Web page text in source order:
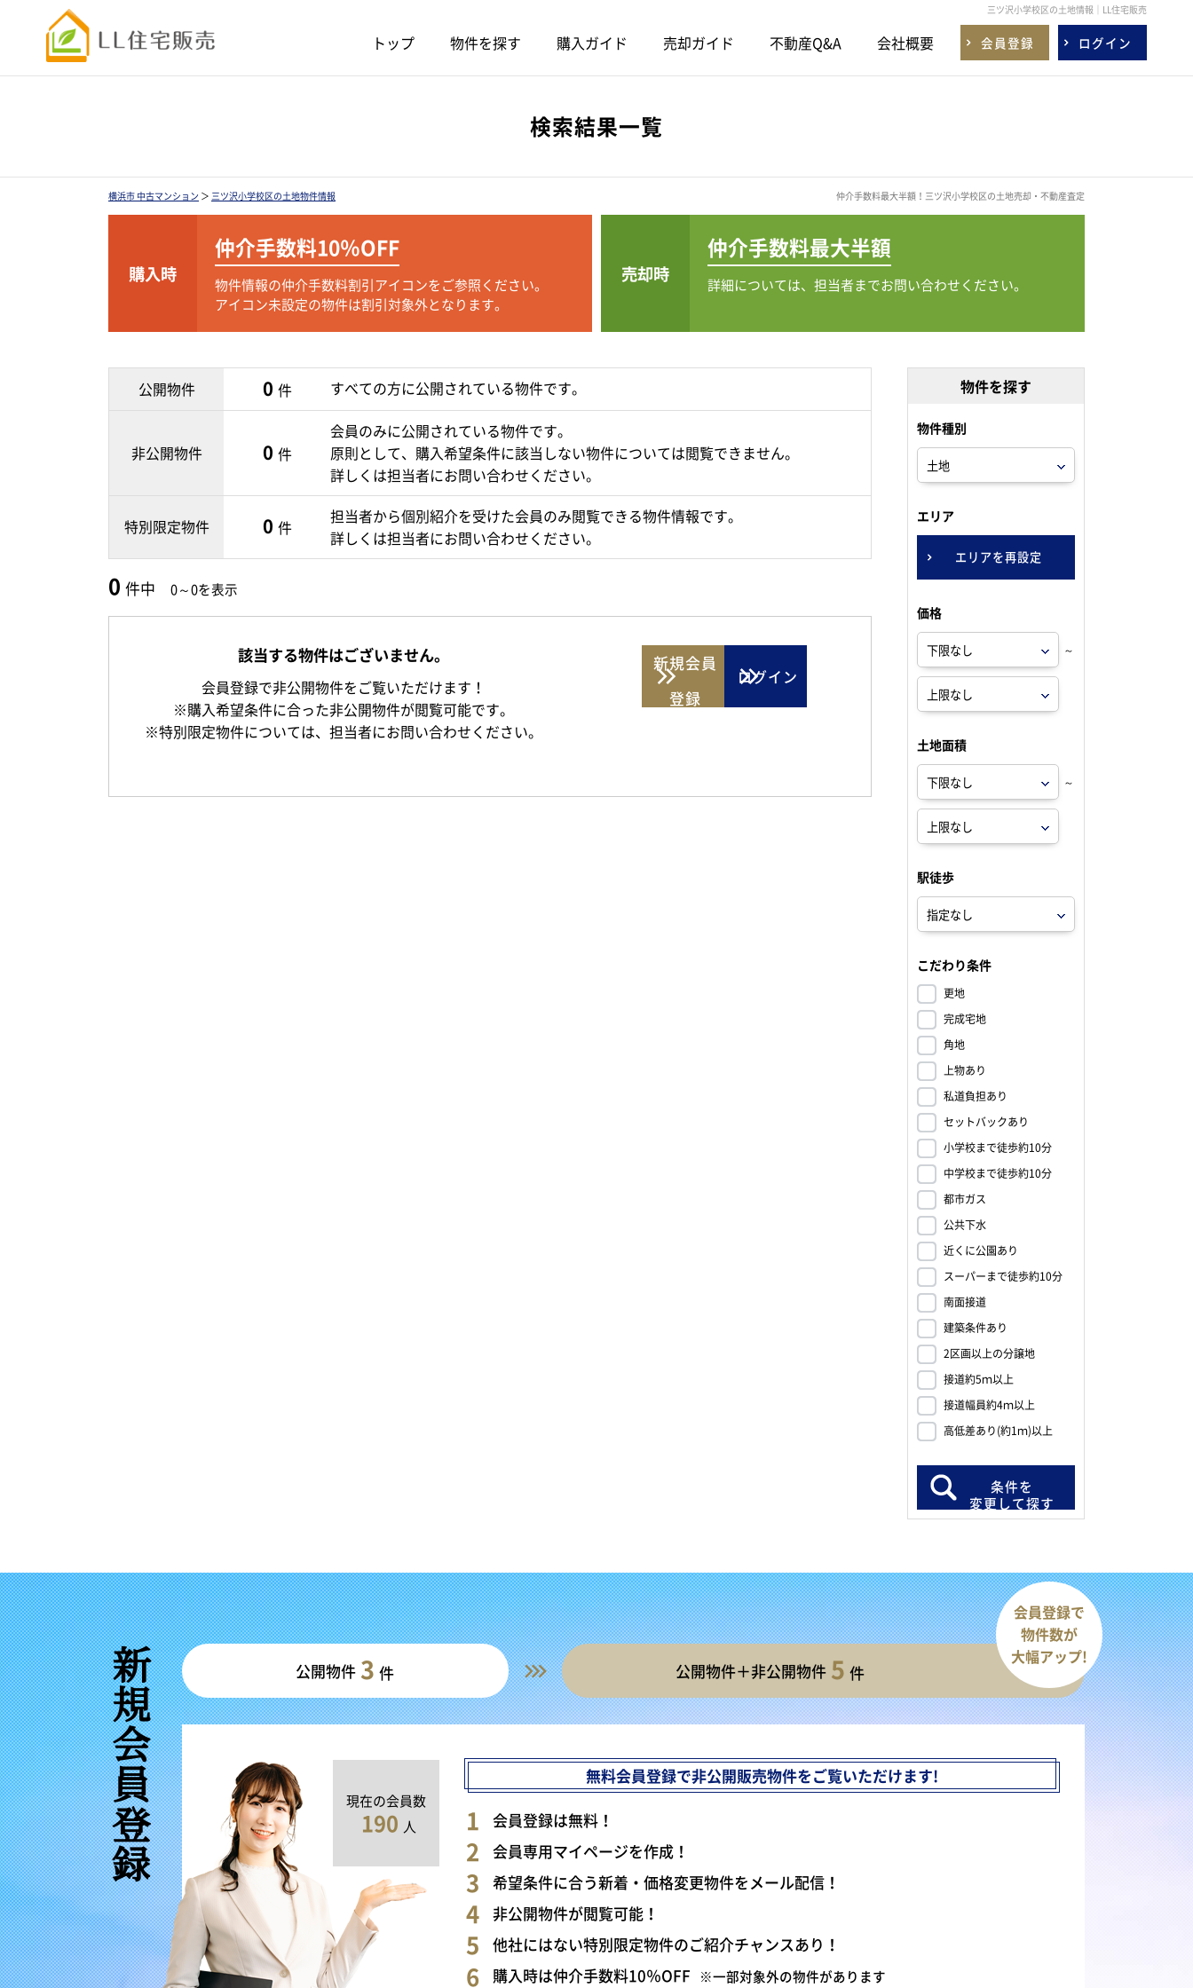
三ツ沢小学校区の土地情報｜LL住宅販売
トップ 物件を探す 購入ガイド 売却ガイド 不動産Q&A 会社概要 会員登録 ログイン
検索結果一覧
横浜市 中古マンション ＞ 三ツ沢小学校区の土地物件情報 仲介手数料最大半額！三ツ沢小学校区の土地売却・不動産査定
購入時
仲介手数料10％OFF
物件情報の仲介手数料割引アイコンをご参照ください。
アイコン未設定の物件は割引対象外となります。
売却時
仲介手数料最大半額
詳細については、担当者までお問い合わせください。
公開物件 0 件 すべての方に公開されている物件です。
非公開物件 0 件
会員のみに公開されている物件です。
原則として、購入希望条件に該当しない物件については閲覧できません。
詳しくは担当者にお問い合わせください。
特別限定物件 0 件
担当者から個別紹介を受けた会員のみ閲覧できる物件情報です。
詳しくは担当者にお問い合わせください。
0 件中 0～0を表示
該当する物件はございません。
会員登録で非公開物件をご覧いただけます！
※購入希望条件に合った非公開物件が閲覧可能です。
※特別限定物件については、担当者にお問い合わせください。
新規会員
登録
ログイン
物件を探す
物件種別
エリア
エリアを再設定
価格
～
土地面積
～
駅徒歩
こだわり条件
更地
完成宅地
角地
上物あり
私道負担あり
セットバックあり
小学校まで徒歩約10分
中学校まで徒歩約10分
都市ガス
公共下水
近くに公園あり
スーパーまで徒歩約10分
南面接道
建築条件あり
2区画以上の分譲地
接道約5ｍ以上
接道幅員約4ｍ以上
高低差あり(約1ｍ)以上
条件を
変更して探す
新規会員登録 公開物件 3 件 公開物件＋非公開物件 5 件
会員登録で
物件数が
大幅アップ!
現在の会員数
190 人
無料会員登録で非公開販売物件をご覧いただけます!
会員登録は無料！
会員専用マイページを作成！
希望条件に合う新着・価格変更物件をメール配信！
非公開物件が閲覧可能！
他社にはない特別限定物件のご紹介チャンスあり！
購入時は仲介手数料10％OFF ※一部対象外の物件があります